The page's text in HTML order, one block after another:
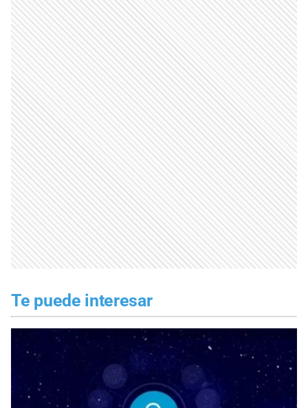
Te puede interesar